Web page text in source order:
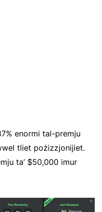
enormi tal-premju
tliet pożizzjonijiet.
ta’ $50,000 imur